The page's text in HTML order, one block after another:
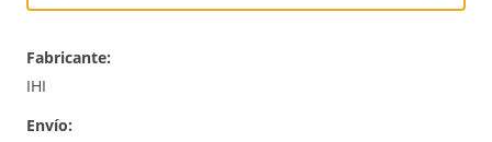
Fabricante:
IHI
Envío: